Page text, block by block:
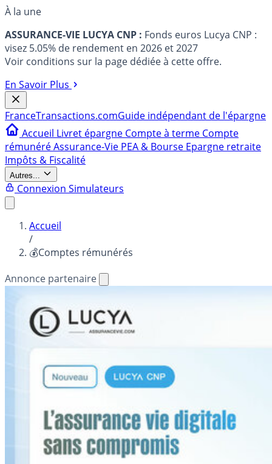
À la une
ASSURANCE-VIE LUCYA CNP : Fonds euros Lucya CNP :
visez 5.05% de rendement en 2026 et 2027
Voir conditions sur la page dédiée à cette offre.
En Savoir Plus
FranceTransactions.comGuide indépendant de l'épargne
Accueil Livret épargne Compte à terme Compte
rémunéréAssurance-Vie PEA & Bourse Epargne retraite
Impôts & Fiscalité
Autres...
Connexion Simulateurs
Accueil
/
💰Comptes rémunérés
Annonce partenaire